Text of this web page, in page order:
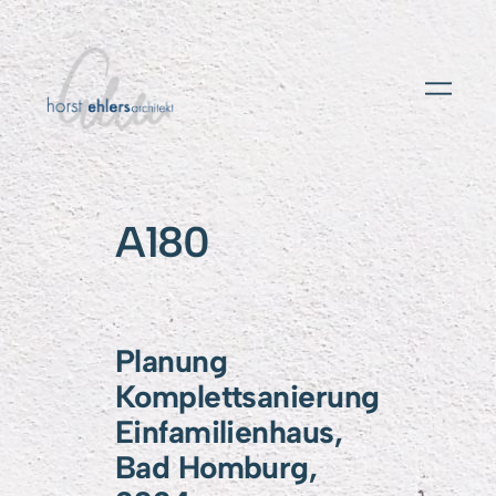
A180
Planung
Komplettsanierung
Einfamilienhaus,
Bad Homburg,